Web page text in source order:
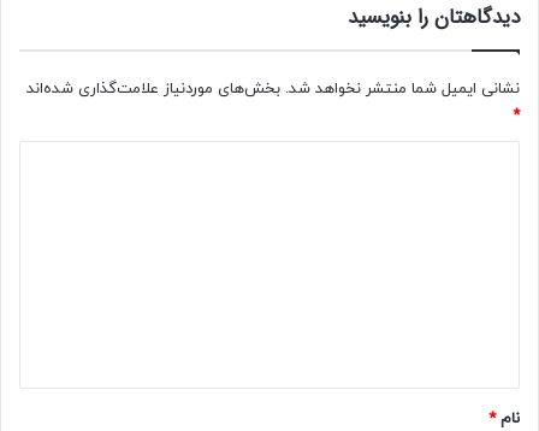
دیدگاهتان را بنویسید
نشانی ایمیل شما منتشر نخواهد شد. بخش‌های موردنیاز علامت‌گذاری شده‌اند
*
نام*